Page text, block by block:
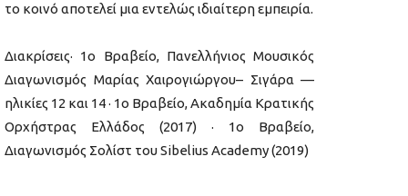
το κοινό αποτελεί μια εντελώς ιδιαίτερη εμπειρία.
Διακρίσεις· 1ο Βραβείο, Πανελλήνιος Μουσικός
Διαγωνισμός Μαρίας Χαιρογιώργου– Σιγάρα —
ηλικίες 12 και 14 · 1ο Βραβείο, Ακαδημία Κρατικής
Ορχήστρας Ελλάδος (2017) · 1ο Βραβείο,
Διαγωνισμός Σολίστ του Sibelius Academy (2019)